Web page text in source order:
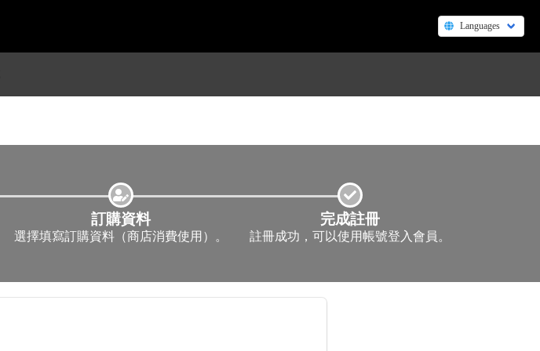
訂購資料
選擇填寫訂購資料（商店消費使用）。
完成註冊
註冊成功，可以使用帳號登入會員。